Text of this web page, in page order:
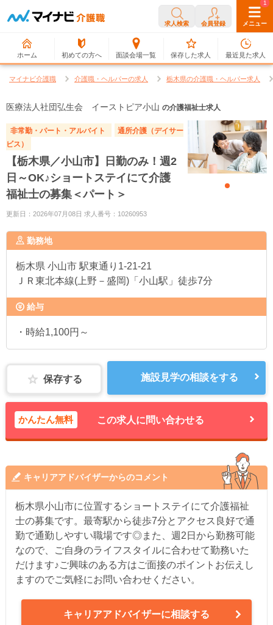
求人検索 会員登録 メニュー
ホーム 初めての方へ 面談会場一覧
0
保存した求人
1
最近見た求人
マイナビ介護職 介護職・ヘルパーの求人 栃木県の介護職・ヘルパー求人
医療法人社団弘生会 イーストピア小山 の介護福祉士求人
非常勤・パート・アルバイト
通所介護（デイサー
ビス）
【栃木県／小山市】日勤のみ！週2
日～OK♪ショートステイにて介護
福祉士の募集＜パート＞
更新日：2026年07月08日 求人番号：10260953
勤務地
栃木県 小山市 駅東通り1-21-21
ＪＲ東北本線(上野－盛岡)「小山駅」徒歩7分
給与
・時給1,100円～
保存する 施設見学の相談をする
かんたん無料 この求人に問い合わせる
キャリアアドバイザーからのコメント
栃木県小山市に位置するショートステイにて介護福祉
士の募集です。最寄駅から徒歩7分とアクセス良好で通
勤で通勤しやすい職場です◎また、週2日から勤務可能
なので、ご自身のライフスタイルに合わせて勤務いた
だけます♪ご興味のある方はご面接のポイントお伝えし
ますのでご気軽にお問い合わせください。
キャリアアドバイザーに相談する